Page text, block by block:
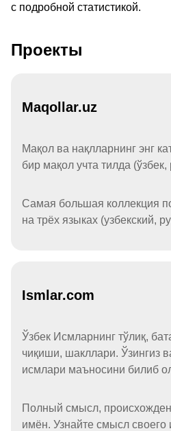
с подробной статистикой.
Проекты
Maqollar.uz
Мақол ва нақлларнинг энг
бир мақол учта тилда (ўзбек,
Самая большая коллекция
на трёх языках (узбекский,
Ismlar.com
Ўзбек Исмларнинг тўлиқ,
чиқиши, шакллари. Ўзингиз
исмлари маъносини билиб
Полный смысл,
имён. Узнайте смысл своего